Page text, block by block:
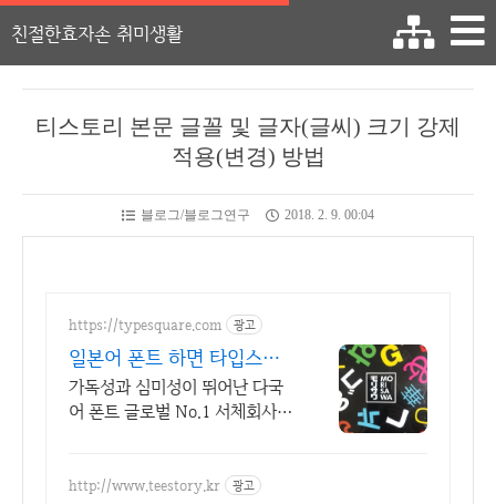
친절한효자손 취미생활
티스토리 본문 글꼴 및 글자(글씨) 크기 강제
적용(변경) 방법
블로그/블로그연구 2018. 2. 9. 00:04
https://typesquare.com 광고
일본어 폰트 하면 타입스퀘
어
가독성과 심미성이 뛰어난 다국
어 폰트 글로벌 No.1 서체회사
http://www.teestory.kr 광고